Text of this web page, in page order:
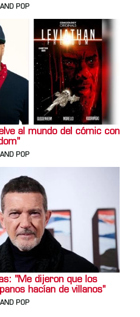
POP
al mundo del cómic con
POP
"Me dijeron que los
hacían de villanos"
POP